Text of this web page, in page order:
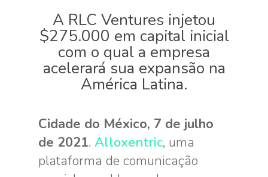
A RLC Ventures injetou
$275.000 em capital inicial
com o qual a empresa
acelerará sua expansão na
América Latina.
Cidade do México, 7 de julho
de 2021. Alloxentric, uma
plataforma de comunicação